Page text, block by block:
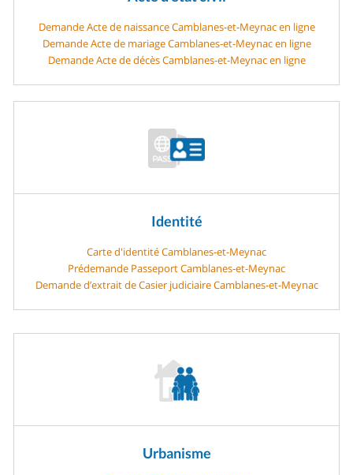
Demande Acte de naissance Camblanes-et-Meynac en ligne
Demande Acte de mariage Camblanes-et-Meynac en ligne
Demande Acte de décès Camblanes-et-Meynac en ligne
Identité
Carte d'identité Camblanes-et-Meynac
Prédemande Passeport Camblanes-et-Meynac
Demande d’extrait de Casier judiciaire Camblanes-et-Meynac
Urbanisme